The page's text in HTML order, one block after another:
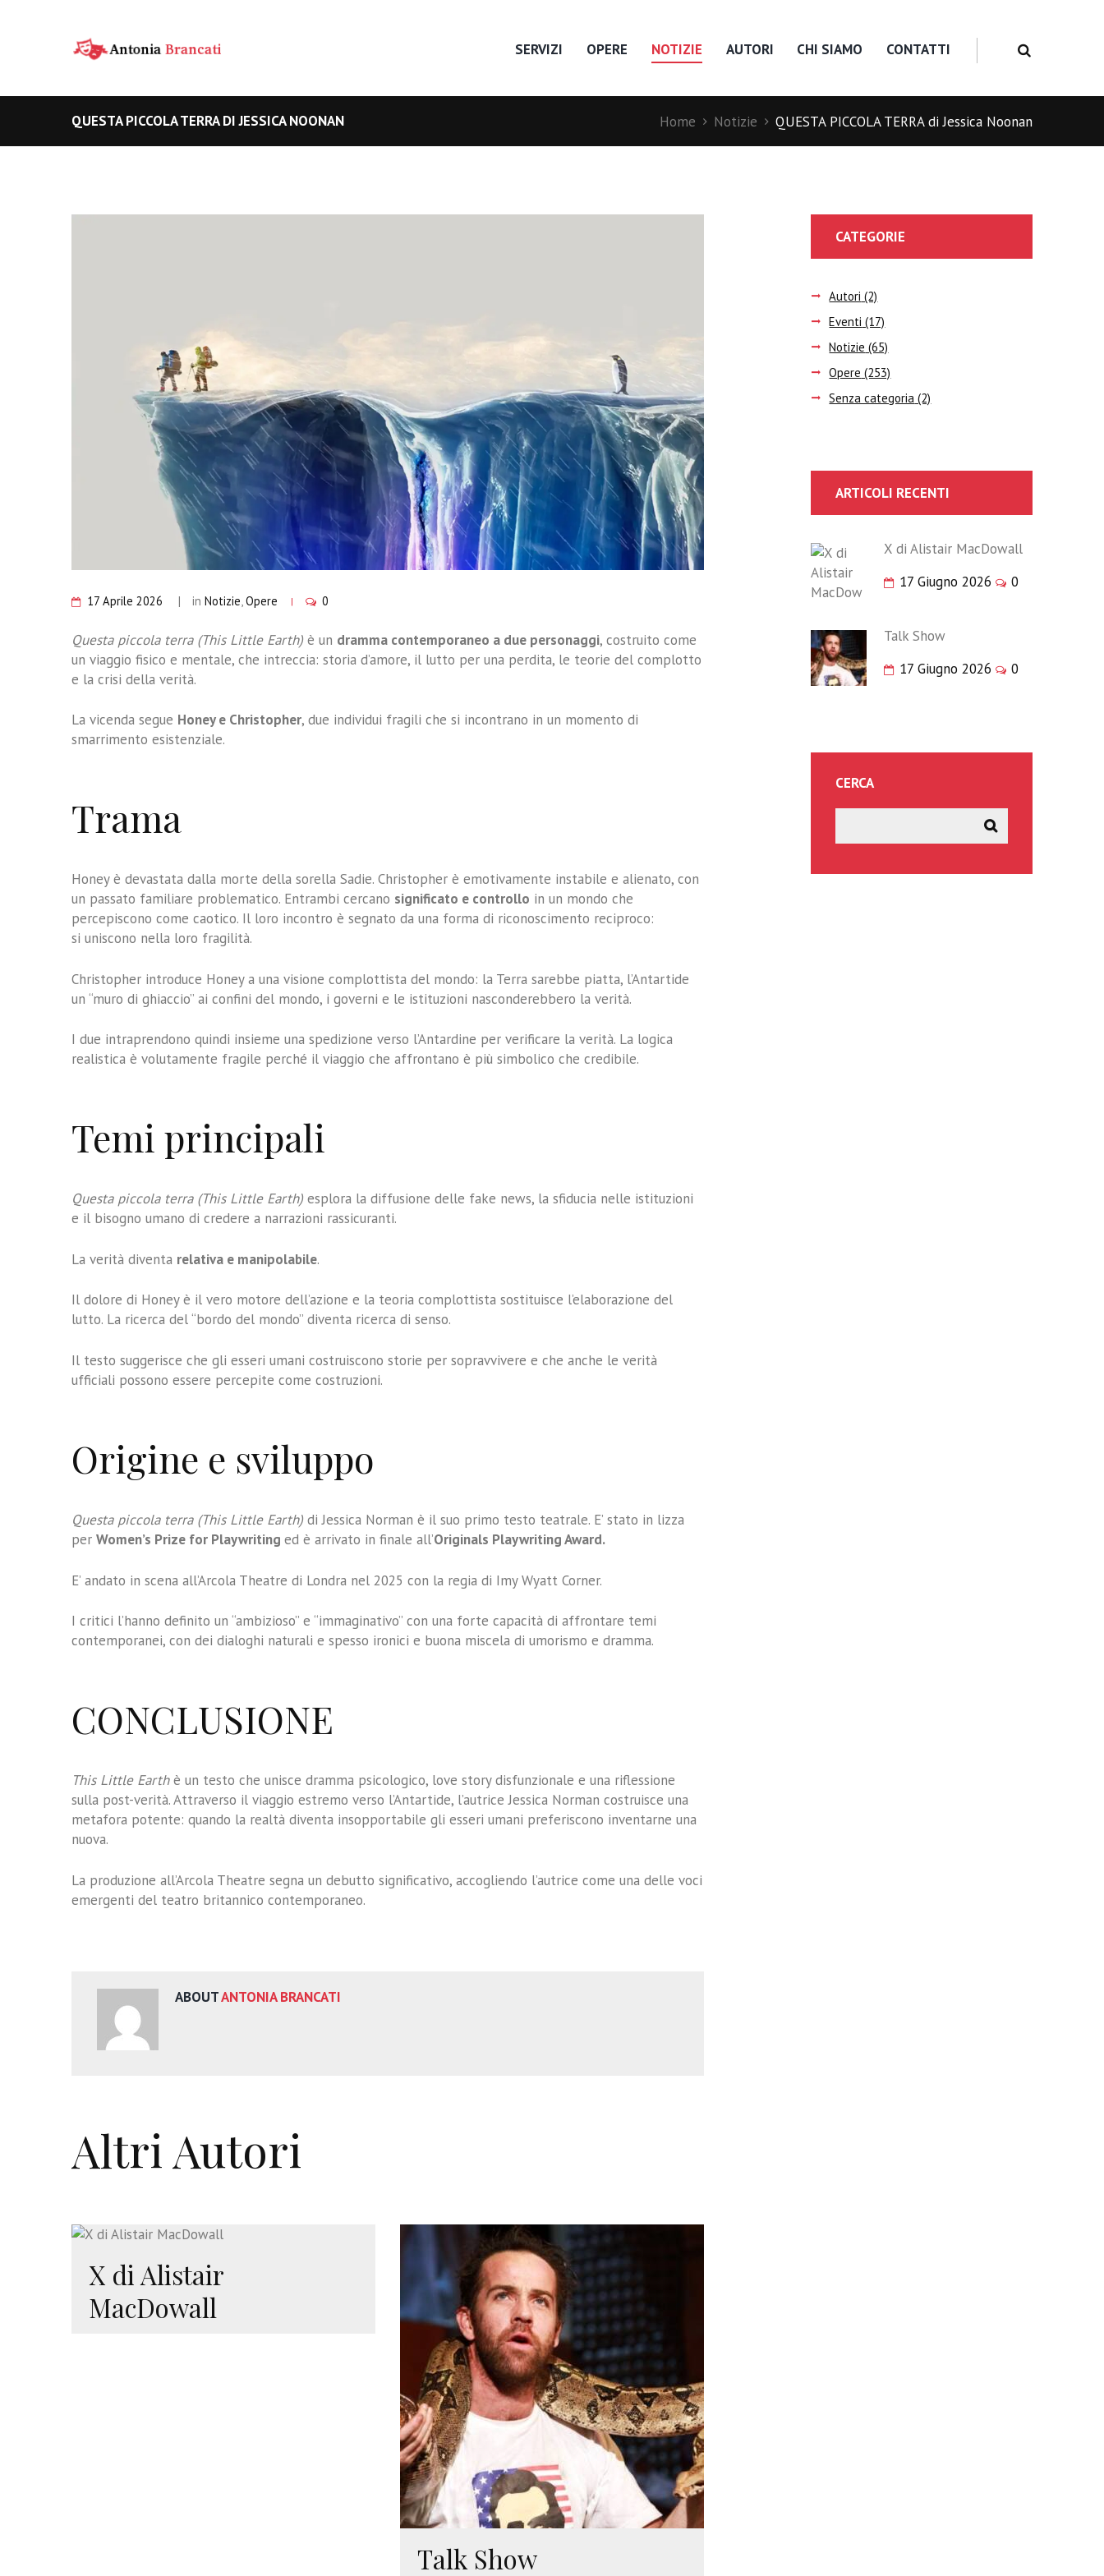
SERVIZI OPERE NOTIZIE AUTORI CHI SIAMO CONTATTI
QUESTA PICCOLA TERRA DI JESSICA NOONAN Home Notizie QUESTA PICCOLA TERRA di Jessica Noonan
17 Aprile 2026 inNotizie ,Opere 0
Questa piccola terra (This Little Earth) è un dramma contemporaneo a due personaggi, costruito come
un viaggio fisico e mentale, che intreccia: storia d’amore, il lutto per una perdita, le teorie del complotto
e la crisi della verità.
La vicenda segue Honey e Christopher, due individui fragili che si incontrano in un momento di
smarrimento esistenziale.
Trama
Honey è devastata dalla morte della sorella Sadie. Christopher è emotivamente instabile e alienato, con
un passato familiare problematico. Entrambi cercano significato e controllo in un mondo che
percepiscono come caotico. Il loro incontro è segnato da una forma di riconoscimento reciproco:
si uniscono nella loro fragilità.
Christopher introduce Honey a una visione complottista del mondo: la Terra sarebbe piatta, l’Antartide
un “muro di ghiaccio” ai confini del mondo, i governi e le istituzioni nasconderebbero la verità.
I due intraprendono quindi insieme una spedizione verso l’Antardine per verificare la verità. La logica
realistica è volutamente fragile perché il viaggio che affrontano è più simbolico che credibile.
Temi principali
Questa piccola terra (This Little Earth) esplora la diffusione delle fake news, la sfiducia nelle istituzioni
e il bisogno umano di credere a narrazioni rassicuranti.
La verità diventa relativa e manipolabile.
Il dolore di Honey è il vero motore dell’azione e la teoria complottista sostituisce l’elaborazione del
lutto. La ricerca del “bordo del mondo” diventa ricerca di senso.
Il testo suggerisce che gli esseri umani costruiscono storie per sopravvivere e che anche le verità
ufficiali possono essere percepite come costruzioni.
Origine e sviluppo
Questa piccola terra (This Little Earth) di Jessica Norman è il suo primo testo teatrale. E’ stato in lizza
per Women’s Prize for Playwriting ed è arrivato in finale all’Originals Playwriting Award.
E’ andato in scena all’Arcola Theatre di Londra nel 2025 con la regia di Imy Wyatt Corner.
I critici l’hanno definito un “ambizioso” e “immaginativo” con una forte capacità di affrontare temi
contemporanei, con dei dialoghi naturali e spesso ironici e buona miscela di umorismo e dramma.
CONCLUSIONE
This Little Earthè un testo che unisce dramma psicologico, love story disfunzionale e una riflessione
sulla post-verità. Attraverso il viaggio estremo verso l’Antartide, l’autrice Jessica Norman costruisce una
metafora potente: quando la realtà diventa insopportabile gli esseri umani preferiscono inventarne una
nuova.
La produzione all’Arcola Theatre segna un debutto significativo, accogliendo l’autrice come una delle voci
emergenti del teatro britannico contemporaneo.
ABOUTANTONIA BRANCATI
Altri Autori
X di Alistair
MacDowall
Talk Show
CATEGORIE
Autori (2)
Eventi (17)
Notizie (65)
Opere (253)
Senza categoria (2)
ARTICOLI RECENTI
X di Alistair MacDowall
17 Giugno 2026
0
Talk Show
17 Giugno 2026
0
CERCA